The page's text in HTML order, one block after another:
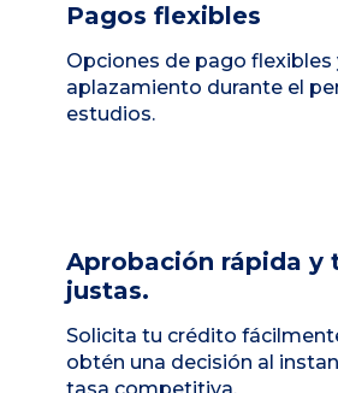
Pagos flexibles
Opciones de pago flexibles
aplazamiento durante el
estudios.
Aprobación rápida y
justas.
Solicita tu crédito
obtén una decisión al